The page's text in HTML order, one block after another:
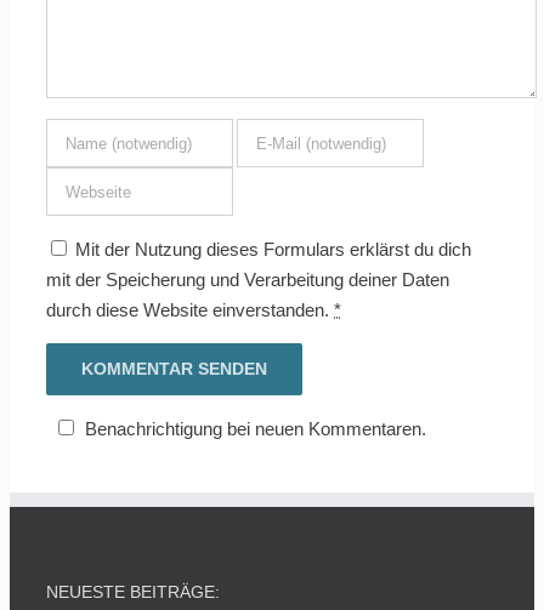
Mit der Nutzung dieses Formulars erklärst du dich
mit der Speicherung und Verarbeitung deiner Daten
durch diese Website einverstanden. *
Benachrichtigung bei neuen Kommentaren.
NEUESTE BEITRÄGE: